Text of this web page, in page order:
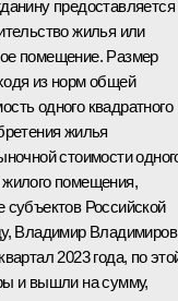
предоставляется
жилья или
помещение. Размер
из норм общей
одного квадратного
жилья
стоимости
помещения,
Российской
Владимир
2023 года, по
и вышли на сумму,